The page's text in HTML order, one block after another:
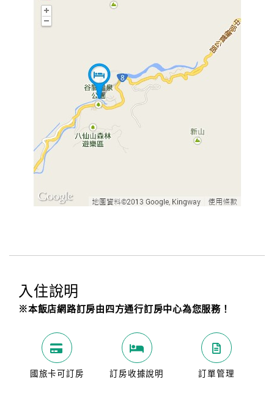
入住說明
※本飯店網路訂房由四方通行訂房中心為您服務！
國旅卡可訂房 訂房收據說明 訂單管理